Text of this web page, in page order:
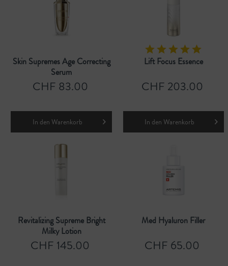
Skin Supremes Age Correcting
Serum
CHF 83.00
In den Warenkorb
Lift Focus Essence
CHF 203.00
In den Warenkorb
Revitalizing Supreme Bright
Milky Lotion
CHF 145.00
Med Hyaluron Filler
CHF 65.00